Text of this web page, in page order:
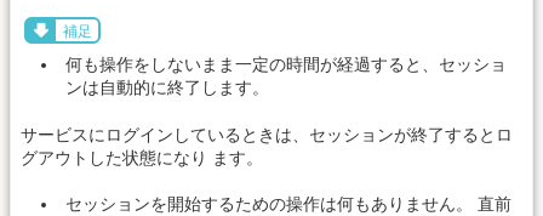
補足
何も操作をしないまま一定の時間が経過すると、セッショ
ンは自動的に終了します。
サービスにログインしているときは、セッションが終了するとロ
グアウトした状態になり ます。
セッションを開始するための操作は何もありません。 直前